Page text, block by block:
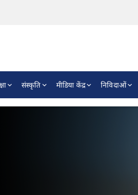
संस्कृति मीडिया केंद्र निविदाओं